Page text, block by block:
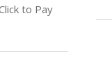
to Pay